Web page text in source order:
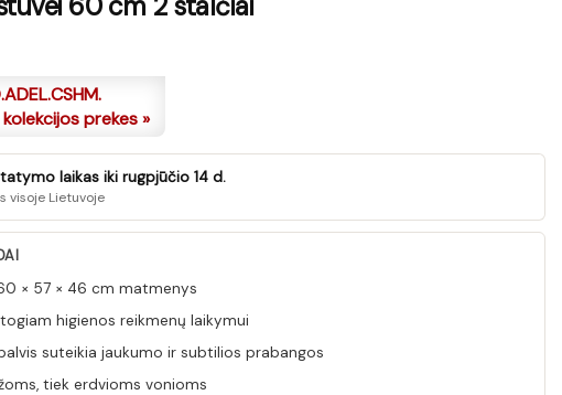
prekes »
laikas iki rugpjūčio 14 d.
visoje Lietuvoje
× 57 × 46 cm matmenys
higienos reikmenų laikymui
suteikia jaukumo ir subtilios prabangos
tiek erdvioms vonioms